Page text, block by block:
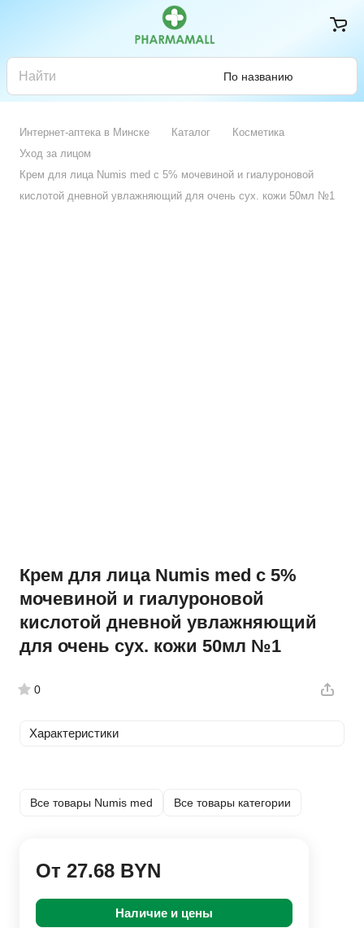
По названию
Интернет-аптека в Минске Каталог
Косметика
Уход за лицом
Крем для лица Numis med c 5% мочевиной и гиалуроновой
кислотой дневной увлажняющий для очень сух. кожи 50мл №1
Крем для лица Numis med c 5%
мочевиной и гиалуроновой
кислотой дневной увлажняющий
для очень сух. кожи 50мл №1
0
Характеристики
Все товары Numis med Все товары категории
От 27.68 BYN
Наличие и цены